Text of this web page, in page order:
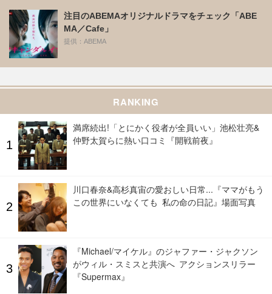
注目のABEMAオリジナルドラマをチェック「ABE
MA／Cafe」
提供：ABEMA
RANKING
満席続出!「とにかく役者が全員いい」池松壮亮&
仲野太賀らに熱い口コミ『開戦前夜』
川口春奈&高杉真宙の愛おしい日常...『ママがもう
この世界にいなくても 私の命の日記』場面写真
『Michael/マイケル』のジャファー・ジャクソン
がウィル・スミスと共演へ アクションスリラー
『Supermax』